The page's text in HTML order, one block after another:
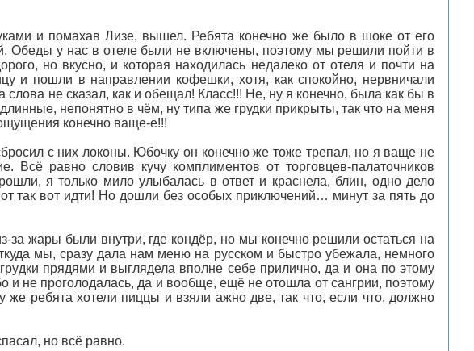
и помахав Лизе, вышел. Ребята конечно же было в шоке от его
Обеды у нас в отеле были не включены, поэтому мы решили пойти в
но вкусно, и которая находилась недалеко от отеля и почти на
и пошли в направлении кофешки, хотя, как спокойно, нервничали
не сказал, как и обещал! Класс!!! Не, ну я конечно, была как бы в
непонятно в чём, ну типа же грудки прикрыты, так что на меня
конечно ваще-е!!!
с них локоны. Юбочку он конечно же тоже трепал, но я ваще не
равно словив кучу комплиментов от торговцев-палаточников
я только мило улыбалась в ответ и краснела, блин, одно дело
так вот идти! Но дошли без особых приключений… минут за пять до
жары были внутри, где кондёр, но мы конечно решили остаться на
мы, сразу дала нам меню на русском и быстро убежала, немного
прядями и выглядела вполне себе прилично, да и она по этому
и не проголодалась, да и вообще, ещё не отошла от сангрии, поэтому
ребята хотели пиццы и взяли ажно две, так что, если что, должно
но всё равно.